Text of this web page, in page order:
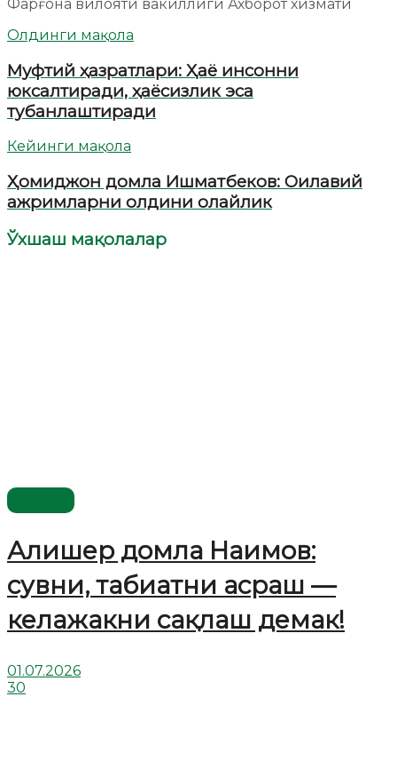
Фарғона вилояти вакиллиги Ахборот хизмати
Олдинги мақола
Муфтий ҳазратлари: Ҳаё инсонни
юксалтиради, ҳаёсизлик эса
тубанлаштиради
Кейинги мақола
Ҳомиджон домла Ишматбеков: Оилавий
ажримларни олдини олайлик
Ўхшаш мақолалар
Алишер домла Наимов:
сувни, табиатни асраш —
келажакни сақлаш демак!
01.07.2026
30